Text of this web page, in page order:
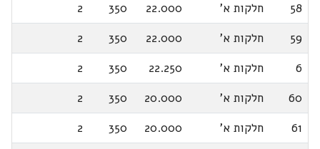
58
חלקות א' 22.000
350
2
59
חלקות א' 22.000
350
2
6
חלקות א' 22.250
350
2
60
חלקות א' 20.000
350
2
61
חלקות א' 20.000
350
2